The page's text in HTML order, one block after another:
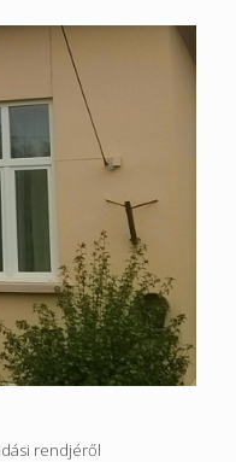
rendjéről